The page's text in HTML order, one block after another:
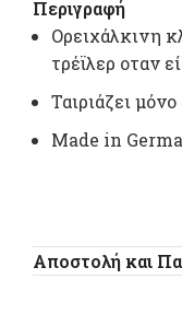
Περιγραφή
Ορειχάλκινη
τρέϊλερ οταν
Ταιριάζει
Made in
Αποστολή και